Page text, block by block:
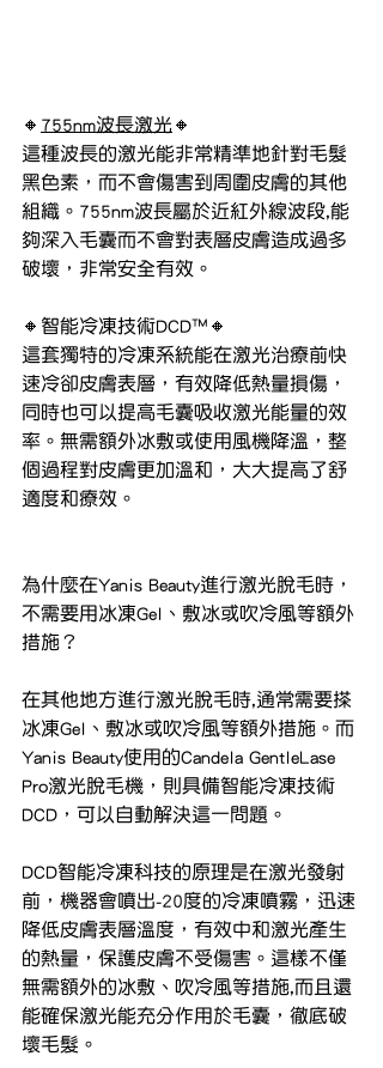
🔸 755nm波長激光 🔸
這種波長的激光能非常精準地針對毛髮
黑色素，而不會傷害到周圍皮膚的其他
組織。755nm波長屬於近紅外線波段,能
夠深入毛囊而不會對表層皮膚造成過多
破壞，非常安全有效。
🔸智能冷凍技術DCD™️🔸
這套獨特的冷凍系統能在激光治療前快
速冷卻皮膚表層，有效降低熱量損傷，
同時也可以提高毛囊吸收激光能量的效
率。無需額外冰敷或使用風機降溫，整
個過程對皮膚更加溫和，大大提高了舒
適度和療效。
為什麼在Yanis Beauty進行激光脫毛時，
不需要用冰凍Gel、敷冰或吹冷風等額外
措施？
在其他地方進行激光脫毛時,通常需要搽
冰凍Gel、敷冰或吹冷風等額外措施。而
Yanis Beauty使用的Candela GentleLase
Pro激光脫毛機，則具備智能冷凍技術
DCD，可以自動解決這一問題。
DCD智能冷凍科技的原理是在激光發射
前，機器會噴出-20度的冷凍噴霧，迅速
降低皮膚表層溫度，有效中和激光產生
的熱量，保護皮膚不受傷害。這樣不僅
無需額外的冰敷、吹冷風等措施,而且還
能確保激光能充分作用於毛囊，徹底破
壞毛髮。